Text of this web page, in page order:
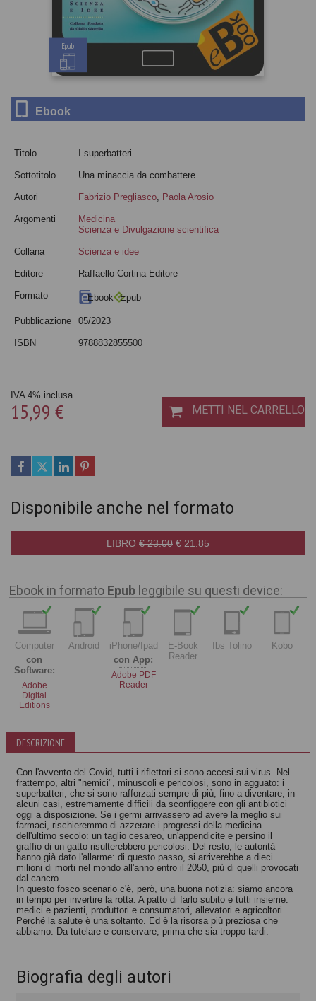
Epub
Ebook
Titolo I superbatteri
Sottotitolo Una minaccia da combattere
Autori Fabrizio Pregliasco, Paola Arosio
Argomenti
Medicina
Scienza e Divulgazione scientifica
Collana Scienza e idee
Editore Raffaello Cortina Editore
Formato Ebook Epub
Pubblicazione 05/2023
ISBN 9788832855500
15,99 €
IVA 4% inclusa
METTI NEL CARRELLO
Disponibile anche nel formato
LIBRO € 23.00 € 21.85
Ebook in formato Epub leggibile su questi device:
Computer
con
Software:
Adobe
Digital
Editions
Android
iPhone/Ipad
con App:
Adobe PDF
Reader
E-Book
Reader
Ibs Tolino Kobo
DESCRIZIONE
Con l'avvento del Covid, tutti i riflettori si sono accesi sui virus. Nel
frattempo, altri "nemici", minuscoli e pericolosi, sono in agguato: i
superbatteri, che si sono rafforzati sempre di più, fino a diventare, in
alcuni casi, estremamente difficili da sconfiggere con gli antibiotici
oggi a disposizione. Se i germi arrivassero ad avere la meglio sui
farmaci, rischieremmo di azzerare i progressi della medicina
dell'ultimo secolo: un taglio cesareo, un'appendicite e persino il
graffio di un gatto risulterebbero pericolosi. Del resto, le autorità
hanno già dato l'allarme: di questo passo, si arriverebbe a dieci
milioni di morti nel mondo all'anno entro il 2050, più di quelli provocati
dal cancro.
In questo fosco scenario c'è, però, una buona notizia: siamo ancora
in tempo per invertire la rotta. A patto di farlo subito e tutti insieme:
medici e pazienti, produttori e consumatori, allevatori e agricoltori.
Perché la salute è una soltanto. Ed è la risorsa più preziosa che
abbiamo. Da tutelare e conservare, prima che sia troppo tardi.
Biografia degli autori